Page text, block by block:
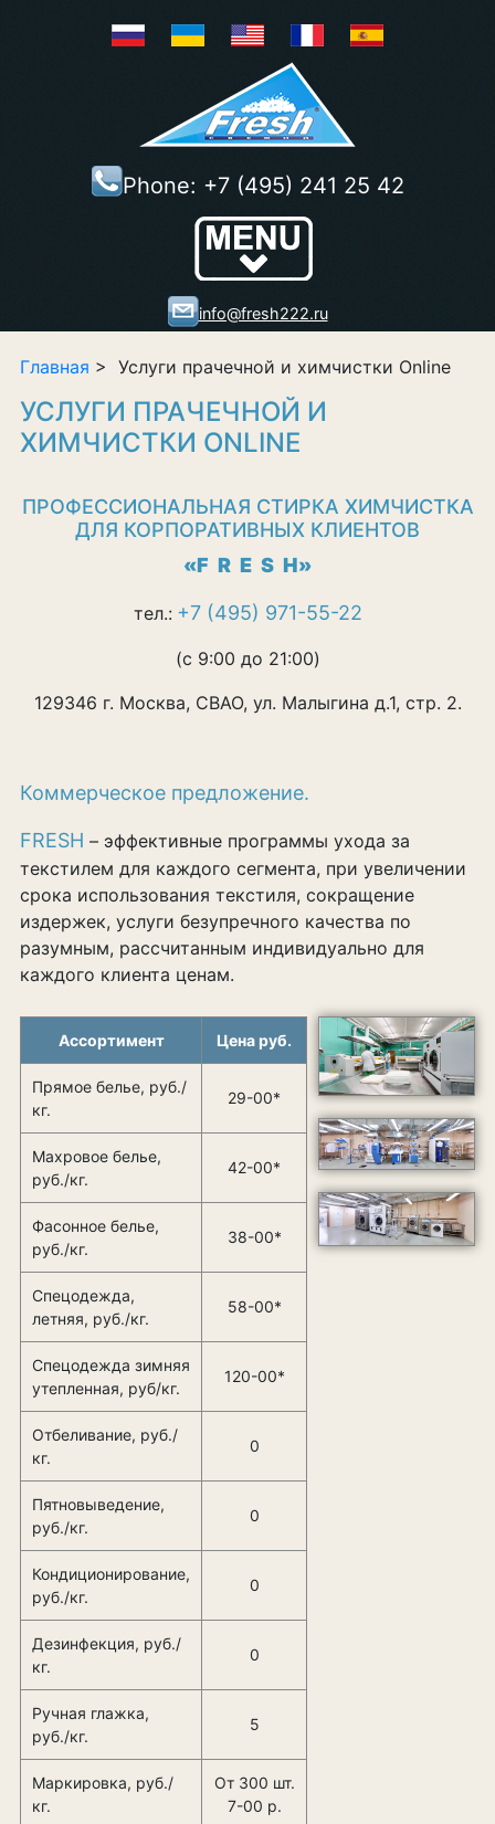
Show/Hide
Right Push
Menu
Phone: +7 (495) 241 25 42
info@fresh222.ru
Главная > Услуги прачечной и химчистки Online
УСЛУГИ ПРАЧЕЧНОЙ И
ХИМЧИСТКИ ONLINE
ПРОФЕССИОНАЛЬНАЯ СТИРКА ХИМЧИСТКА
ДЛЯ КОРПОРАТИВНЫХ КЛИЕНТОВ
«F R E S H»
тел.: +7 (495) 971-55-22
(c 9:00 до 21:00)
129346 г. Москва, СВАО, ул. Малыгина д.1, стр. 2.
Коммерческое предложение.
FRESH – эффективные программы ухода за
текстилем для каждого сегмента, при увеличении
срока использования текстиля, сокращение
издержек, услуги безупречного качества по
разумным, рассчитанным индивидуально для
каждого клиента ценам.
Ассортимент Цена руб.
Прямое белье, руб./
кг.
29-00*
Махровое белье,
руб./кг.
42-00*
Фасонное белье,
руб./кг.
38-00*
Спецодежда,
летняя, руб./кг.
58-00*
Спецодежда зимняя
утепленная, руб/кг.
120-00*
Отбеливание, руб./
кг.
0
Пятновыведение,
руб./кг.
0
Кондиционирование,
руб./кг.
0
Дезинфекция, руб./
кг.
0
Ручная глажка,
руб./кг.
5
Маркировка, руб./
кг.
От 300 шт.
7-00 р.